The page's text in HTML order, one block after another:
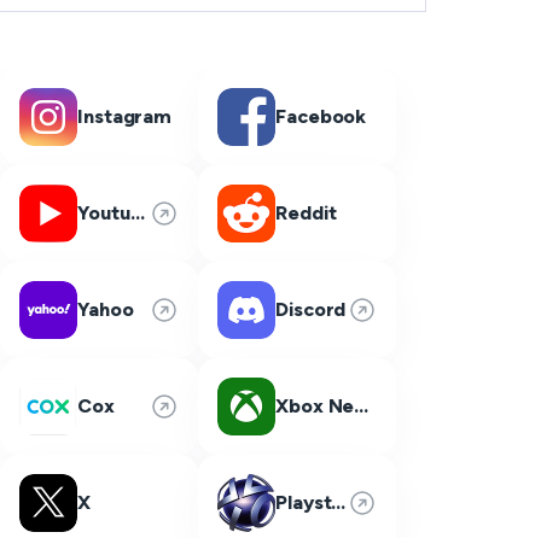
Instagram Facebook
Youtube Reddit
Yahoo Discord
Cox Xbox Network
X Playstation Network